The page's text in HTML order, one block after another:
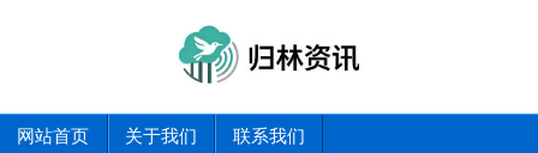
网站首页 关于我们 联系我们